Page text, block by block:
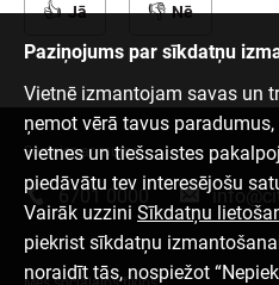
Jā Nē
Paziņojums par sīkdatņu
Vietnē izmantojam savas un
ņemot vērā tavus
vietnes un tiešsaistes
piedāvātu tev interesējošu
Vairāk uzzini Sīkdatņu
piekrist sīkdatņu
noraidīt tās, nospiežot
Sazinies ar mums
6701 0000